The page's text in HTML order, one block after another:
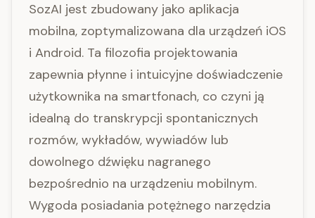
SozAI jest zbudowany jako aplikacja
mobilna, zoptymalizowana dla urządzeń iOS
i Android. Ta filozofia projektowania
zapewnia płynne i intuicyjne doświadczenie
użytkownika na smartfonach, co czyni ją
idealną do transkrypcji spontanicznych
rozmów, wykładów, wywiadów lub
dowolnego dźwięku nagranego
bezpośrednio na urządzeniu mobilnym.
Wygoda posiadania potężnego narzędzia